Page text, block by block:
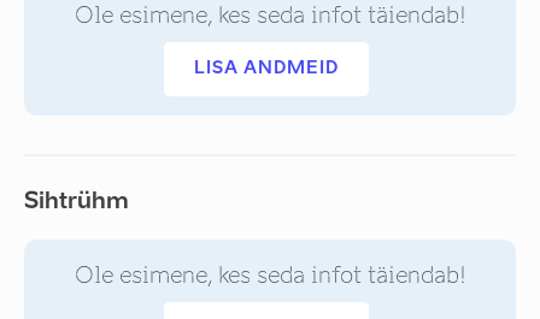
Ole esimene, kes seda infot täiendab!
LISA ANDMEID
Sihtrühm
Ole esimene, kes seda infot täiendab!